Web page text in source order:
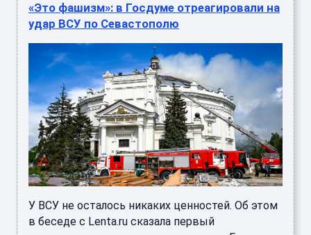
«Это фашизм»: в Госдуме отреагировали на
удар ВСУ по Севастополю
У ВСУ не осталось никаких ценностей. Об этом
в беседе с Lenta.ru сказала первый